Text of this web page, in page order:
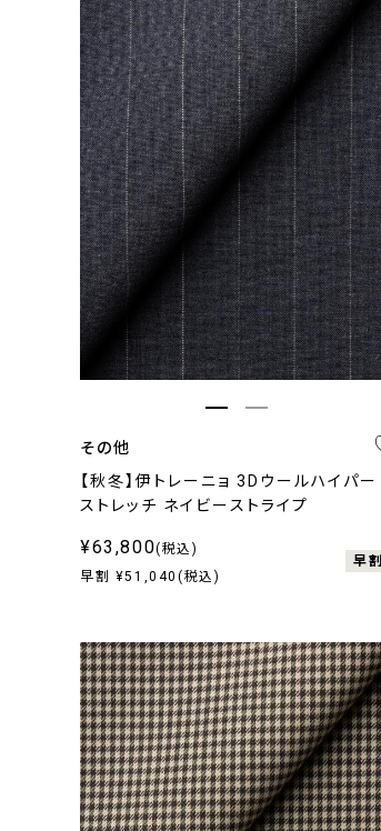
その他
【秋冬】伊トレーニョ 3Dウールハイパー
ストレッチ ネイビーストライプ
¥63,800(税込)
早割 ¥51,040(税込)
早割